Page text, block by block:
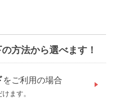
方法から選べます！
をご利用の場合
ます。